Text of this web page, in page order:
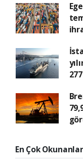
En Çok Okunanlar